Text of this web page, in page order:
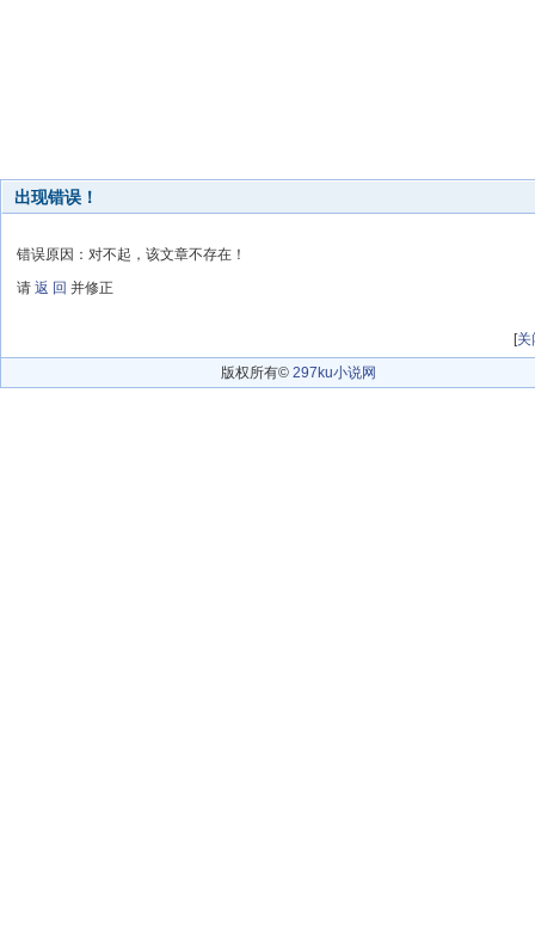
出现错误！
错误原因：对不起，该文章不存在！
请 返 回 并修正
[关
版权所有© 297ku小说网